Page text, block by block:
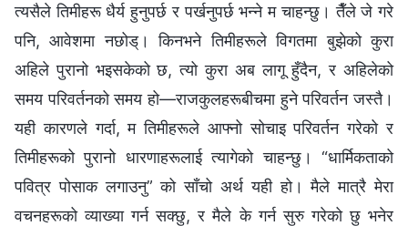
त्यसैले तिमीहरू धैर्य हुनुपर्छ र पर्खनुपर्छ भन्‍ने म चाहन्छु। तैँले जे गरे
पनि, आवेशमा नछोड्। किनभने तिमीहरूले विगतमा बुझेको कुरा
अहिले पुरानो भइसकेको छ, त्यो कुरा अब लागू हुँदैन, र अहिलेको
समय परिवर्तनको समय हो—राजकुलहरूबीचमा हुने परिवर्तन जस्तै।
यही कारणले गर्दा, म तिमीहरूले आफ्नो सोचाइ परिवर्तन गरेको र
तिमीहरूको पुरानो धारणाहरूलाई त्यागेको चाहन्छु। “धार्मिकताको
पवित्र पोसाक लगाउनु” को साँचो अर्थ यही हो। मैले मात्रै मेरा
वचनहरूको व्याख्या गर्न सक्छु, र मैले के गर्न सुरु गरेको छु भनेर